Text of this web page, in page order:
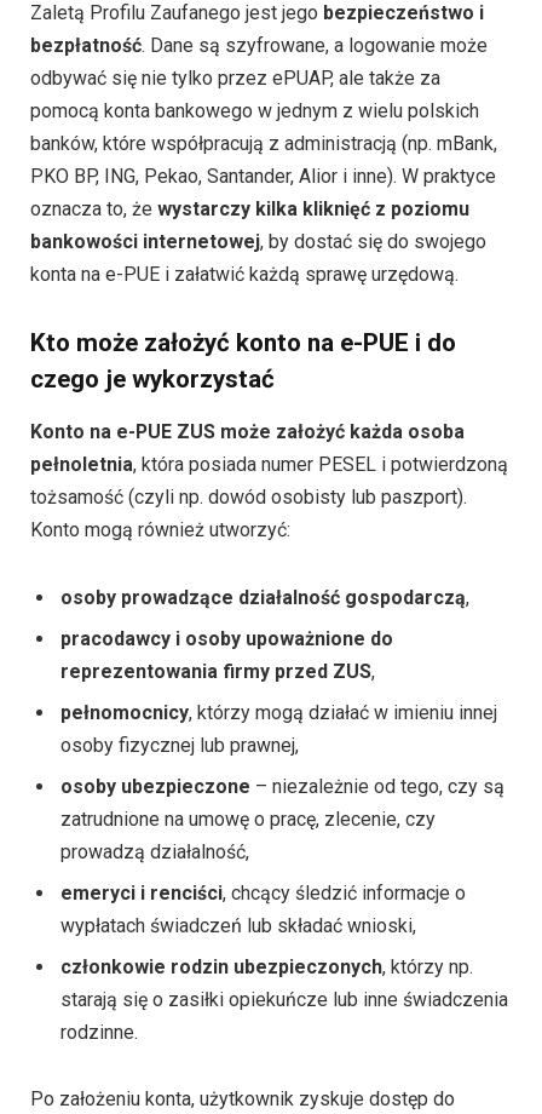
Zaletą Profilu Zaufanego jest jego bezpieczeństwo i
bezpłatność. Dane są szyfrowane, a logowanie może
odbywać się nie tylko przez ePUAP, ale także za
pomocą konta bankowego w jednym z wielu polskich
banków, które współpracują z administracją (np. mBank,
PKO BP, ING, Pekao, Santander, Alior i inne). W praktyce
oznacza to, że wystarczy kilka kliknięć z poziomu
bankowości internetowej, by dostać się do swojego
konta na e-PUE i załatwić każdą sprawę urzędową.
Kto może założyć konto na e-PUE i do
czego je wykorzystać
Konto na e-PUE ZUS może założyć każda osoba
pełnoletnia, która posiada numer PESEL i potwierdzoną
tożsamość (czyli np. dowód osobisty lub paszport).
Konto mogą również utworzyć:
osoby prowadzące działalność gospodarczą,
pracodawcy i osoby upoważnione do
reprezentowania firmy przed ZUS,
pełnomocnicy, którzy mogą działać w imieniu innej
osoby fizycznej lub prawnej,
osoby ubezpieczone – niezależnie od tego, czy są
zatrudnione na umowę o pracę, zlecenie, czy
prowadzą działalność,
emeryci i renciści, chcący śledzić informacje o
wypłatach świadczeń lub składać wnioski,
członkowie rodzin ubezpieczonych, którzy np.
starają się o zasiłki opiekuńcze lub inne świadczenia
rodzinne.
Po założeniu konta, użytkownik zyskuje dostęp do